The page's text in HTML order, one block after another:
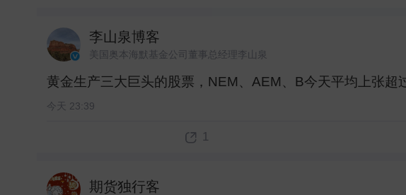
李山泉博客
美国奥本海默基金公司董事总经理李山泉
黄金生产三大巨头的股票，NEM、AEM、B今天平均上张超
今天 23:39
1
期货独行客